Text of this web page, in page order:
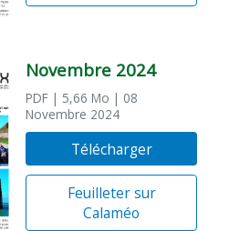
Novembre 2024
PDF | 5,66 Mo | 08
Novembre 2024
Télécharger
Feuilleter sur
Calaméo